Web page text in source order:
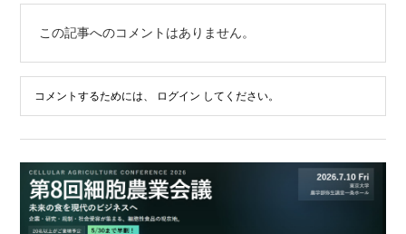
この記事へのコメントはありません。
コメントするためには、 ログイン してください。